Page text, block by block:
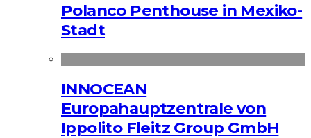
Polanco Penthouse in Mexiko-
Stadt
INNOCEAN
Europahauptzentrale von
Ippolito Fleitz Group GmbH